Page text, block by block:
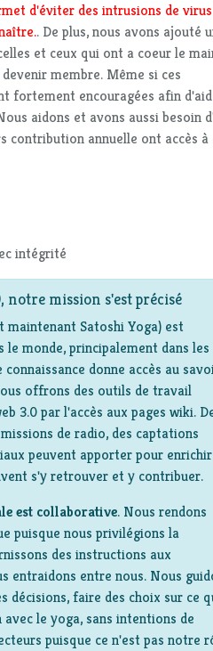
d'éviter des intrusions de
. De plus, nous avons ajouté
et ceux qui ont a coeur le
membre. Même si ces
fortement encouragées afin
aidons et avons aussi besoin
contribution annuelle ont accès à
intégrité
notre mission s'est précisé
Satoshi Yoga) est
monde, principalement dans les
donne accès au
offrons des outils de travail
3.0 par l'accès aux pages wiki.
de radio, des captations
peuvent apporter pour enrichir
s'y retrouver et y contribuer.
est collaborative. Nous rendons
puisque nous privilégions la
des instructions aux
entraidons entre nous. Nous
décisions, faire des choix sur ce
le yoga, sans intentions de
puisque ce n'est pas notre